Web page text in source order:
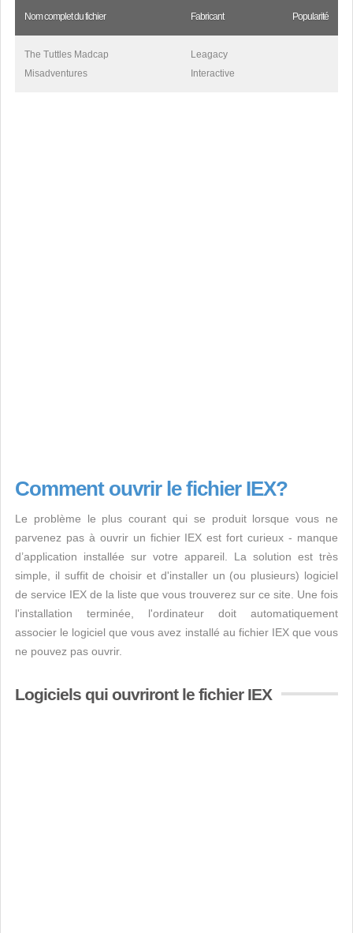
Nom complet du fichier Fabricant Popularité
The Tuttles Madcap
Misadventures
Leagacy
Interactive
Comment ouvrir le fichier IEX?
Le problème le plus courant qui se produit lorsque vous ne
parvenez pas à ouvrir un fichier IEX est fort curieux - manque
d’application installée sur votre appareil. La solution est très
simple, il suffit de choisir et d'installer un (ou plusieurs) logiciel
de service IEX de la liste que vous trouverez sur ce site. Une fois
l'installation terminée, l'ordinateur doit automatiquement
associer le logiciel que vous avez installé au fichier IEX que vous
ne pouvez pas ouvrir.
Logiciels qui ouvriront le fichier IEX